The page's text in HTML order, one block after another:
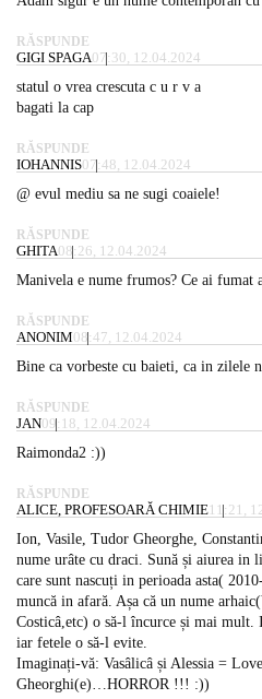
RĂSPUNDE
GIGI SPAGA07:30, 12.04.2024
statul o vrea crescuta c u r v a
bagati la cap
RĂSPUNDE
IOHANNIS07:48, 12.04.2024
@ evul mediu sa ne sugi coaiele!
RĂSPUNDE
GHITA08:26, 12.04.2024
Manivela e nume frumos? Ce ai fumat
RĂSPUNDE
ANONIM08:47, 12.04.2024
Bine ca vorbeste cu baieti, ca in zilele
RĂSPUNDE
JAN09:18, 12.04.2024
Raimonda2 :))
RĂSPUNDE
ALICE, PROFESOARĂ CHIMIE11:21,
Ion, Vasile, Tudor Gheorghe,
nume urâte cu draci. Sună și aiurea in
care sunt nascuți in perioada asta(
muncă in afară. Așa că un nume
Costicâ,etc) o să-l încurce și mai mult.
iar fetele o să-l evite.
Imaginați-vă: Vasâlicâ și Alessia =
Gheorghi(e)…HORROR !!! :))